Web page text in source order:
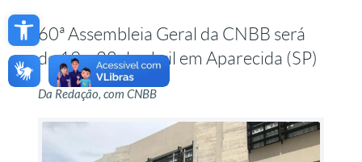
Open toolbar
60ª Assembleia Geral da CNBB será
de 19 a 28 de abril em Aparecida (SP)
Da Redação, com CNBB